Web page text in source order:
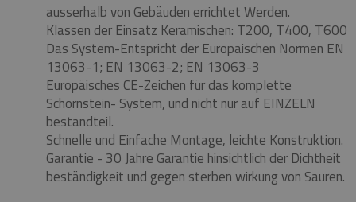
ausserhalb von Gebäuden errichtet Werden.
Klassen der Einsatz Keramischen: T200, T400, T600
Das System-Entspricht der Europaischen Normen EN
13063-1; EN 13063-2; EN 13063-3
Europäisches CE-Zeichen für das komplette
Schornstein- System, und nicht nur auf EINZELN
bestandteil.
Schnelle und Einfache Montage, leichte Konstruktion.
Garantie - 30 Jahre Garantie hinsichtlich der Dichtheit
beständigkeit und gegen sterben wirkung von Sauren.